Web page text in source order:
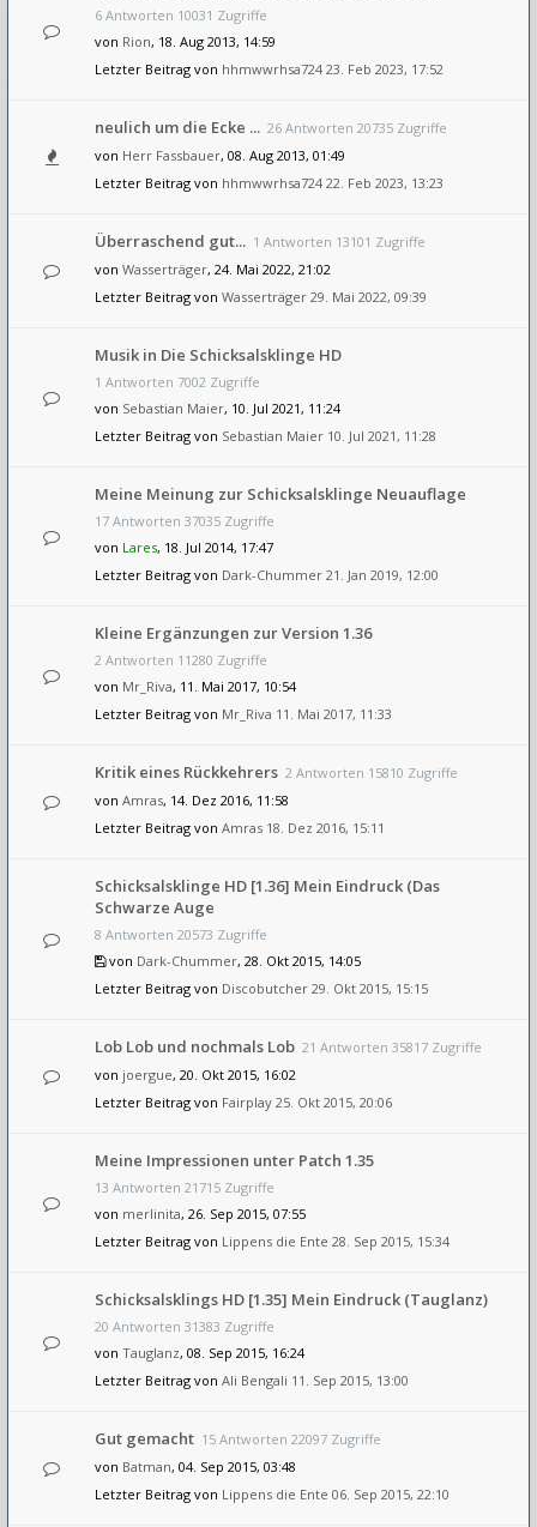
6 Antworten 10031 Zugriffe
von Rion, 18. Aug 2013, 14:59
Letzter Beitrag von hhmwwrhsa724 23. Feb 2023, 17:52
neulich um die Ecke ... 26 Antworten 20735 Zugriffe
von Herr Fassbauer, 08. Aug 2013, 01:49
Letzter Beitrag von hhmwwrhsa724 22. Feb 2023, 13:23
Überraschend gut... 1 Antworten 13101 Zugriffe
von Wasserträger, 24. Mai 2022, 21:02
Letzter Beitrag von Wasserträger 29. Mai 2022, 09:39
Musik in Die Schicksalsklinge HD
1 Antworten 7002 Zugriffe
von Sebastian Maier, 10. Jul 2021, 11:24
Letzter Beitrag von Sebastian Maier 10. Jul 2021, 11:28
Meine Meinung zur Schicksalsklinge Neuauflage
17 Antworten 37035 Zugriffe
von Lares, 18. Jul 2014, 17:47
Letzter Beitrag von Dark-Chummer 21. Jan 2019, 12:00
Kleine Ergänzungen zur Version 1.36
2 Antworten 11280 Zugriffe
von Mr_Riva, 11. Mai 2017, 10:54
Letzter Beitrag von Mr_Riva 11. Mai 2017, 11:33
Kritik eines Rückkehrers 2 Antworten 15810 Zugriffe
von Amras, 14. Dez 2016, 11:58
Letzter Beitrag von Amras 18. Dez 2016, 15:11
Schicksalsklinge HD [1.36] Mein Eindruck (Das
Schwarze Auge
8 Antworten 20573 Zugriffe
von Dark-Chummer, 28. Okt 2015, 14:05
Letzter Beitrag von Discobutcher 29. Okt 2015, 15:15
Lob Lob und nochmals Lob 21 Antworten 35817 Zugriffe
von joergue, 20. Okt 2015, 16:02
Letzter Beitrag von Fairplay 25. Okt 2015, 20:06
Meine Impressionen unter Patch 1.35
13 Antworten 21715 Zugriffe
von merlinita, 26. Sep 2015, 07:55
Letzter Beitrag von Lippens die Ente 28. Sep 2015, 15:34
Schicksalsklings HD [1.35] Mein Eindruck (Tauglanz)
20 Antworten 31383 Zugriffe
von Tauglanz, 08. Sep 2015, 16:24
Letzter Beitrag von Ali Bengali 11. Sep 2015, 13:00
Gut gemacht 15 Antworten 22097 Zugriffe
von Batman, 04. Sep 2015, 03:48
Letzter Beitrag von Lippens die Ente 06. Sep 2015, 22:10